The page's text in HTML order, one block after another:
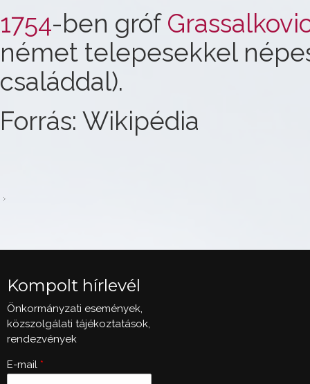
1754-ben gróf
német telepesekkel
családdal).
Forrás: Wikipédia
Kompolt hírlevél
Önkormányzati események,
közszolgálati tájékoztatások,
rendezvények
E-mail *